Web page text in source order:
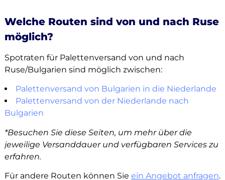
Welche Routen sind von und nach Ruse
möglich?
Spotraten für Palettenversand von und nach
Ruse/Bulgarien sind möglich zwischen:
Palettenversand von Bulgarien in die Niederlande
Palettenversand von der Niederlande nach
Bulgarien
*Besuchen Sie diese Seiten, um mehr über die
jeweilige Versanddauer und verfügbaren Services zu
erfahren.
Für andere Routen können Sie ein Angebot anfragen.